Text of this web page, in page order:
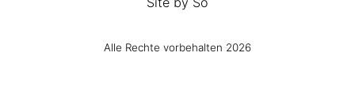
Alle Rechte vorbehalten 2026